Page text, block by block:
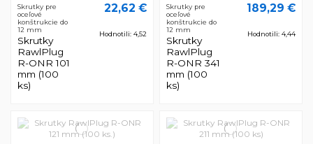
Skrutky pre
oceľové
konštrukcie do
12 mm
Skrutky
RawlPlug
R-ONR 101
mm (100
ks)
22,62 €
Hodnotili: 4,52
Skrutky pre
oceľové
konštrukcie do
12 mm
Skrutky
RawlPlug
R-ONR 341
mm (100
ks)
189,29 €
Hodnotili: 4,44